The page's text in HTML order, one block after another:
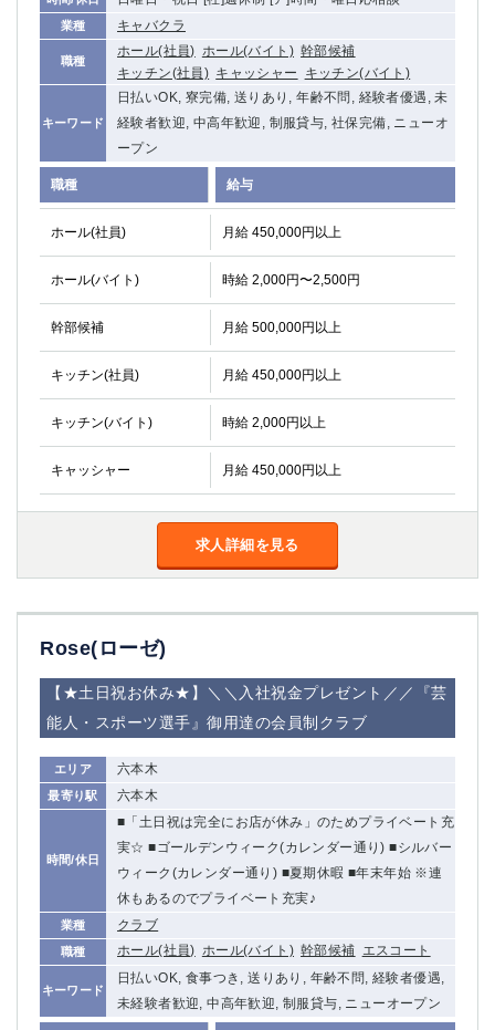
業種 キャバクラ
職種
ホール(社員) ホール(バイト) 幹部候補
キッチン(社員) キャッシャー キッチン(バイト)
キーワード
日払いOK, 寮完備, 送りあり, 年齢不問, 経験者優遇, 未
経験者歓迎, 中高年歓迎, 制服貸与, 社保完備, ニューオ
ープン
職種 給与
ホール(社員) 月給 450,000円以上
ホール(バイト) 時給 2,000円〜2,500円
幹部候補 月給 500,000円以上
キッチン(社員) 月給 450,000円以上
キッチン(バイト) 時給 2,000円以上
キャッシャー 月給 450,000円以上
求人詳細を見る
Rose(ローゼ)
【★土日祝お休み★】＼＼入社祝金プレゼント／／『芸
能人・スポーツ選手』御用達の会員制クラブ
エリア 六本木
最寄り駅 六本木
時間/休日
■「土日祝は完全にお店が休み」のためプライベート充
実☆ ■ゴールデンウィーク(カレンダー通り) ■シルバー
ウィーク(カレンダー通り) ■夏期休暇 ■年末年始 ※連
休もあるのでプライベート充実♪
業種 クラブ
職種 ホール(社員) ホール(バイト) 幹部候補 エスコート
キーワード
日払いOK, 食事つき, 送りあり, 年齢不問, 経験者優遇,
未経験者歓迎, 中高年歓迎, 制服貸与, ニューオープン